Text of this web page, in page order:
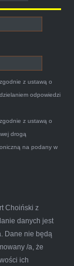
S-
firmę
to
z ustawą o
odpowiedzi
z ustawą o
drogą
na podany w
Choiński z
danych jest
Dane nie będą
/a, że
ich